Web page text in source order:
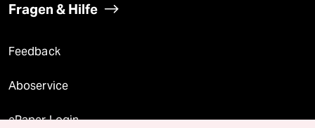
Fragen & Hilfe
Feedback
Aboservice
ePaper Login